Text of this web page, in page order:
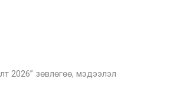
2026” зөвлөгөө, мэдээлэл